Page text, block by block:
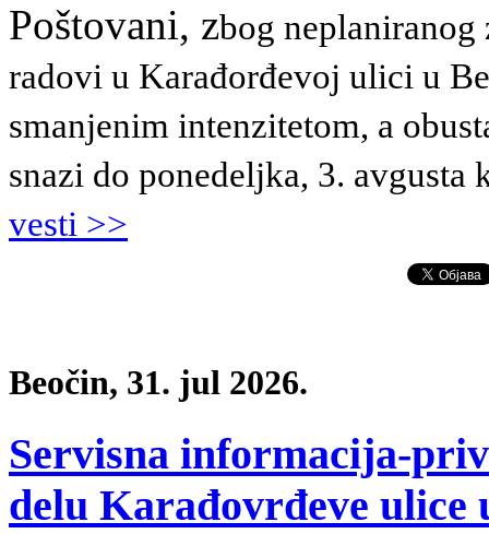
Poštovani, zbog neplaniranog
radovi u Karađorđevoj ulici u
smanjenim intenzitetom, a
snazi do ponedeljka, 3. avgusta
vesti >>
Beočin, 31. jul 2026.
Servisna informacija-
delu Karađovrđeve ulice